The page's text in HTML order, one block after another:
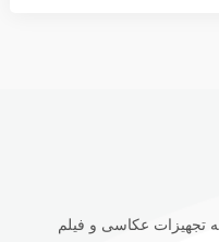
تجهیزات عکاسی و فیلم